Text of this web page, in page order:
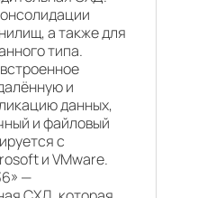
а также для
типа.
и
данных,
и файловый
с
и VMware.
—